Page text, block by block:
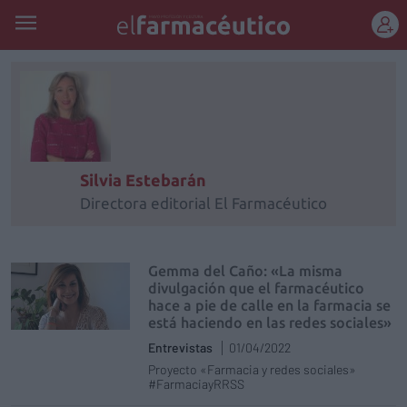
Silvia Estebarán
Directora editorial El Farmacéutico
Gemma del Caño: «La misma
divulgación que el farmacéutico
hace a pie de calle en la farmacia se
está haciendo en las redes sociales»
Entrevistas
01/04/2022
Proyecto «Farmacia y redes sociales»
#FarmaciayRRSS